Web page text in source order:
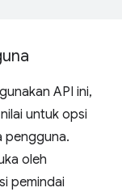
API ini,
untuk opsi
pengguna.
oleh
pemindai